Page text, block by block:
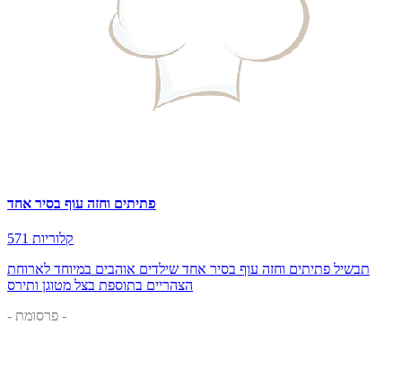
פתיתים וחזה עוף בסיר אחד
571 קלוריות
תבשיל פתיתים וחזה עוף בסיר אחד שילדים אוהבים במיוחד לארוחת
הצהריים בתוספת בצל מטוגן ותירס
- פרסומת -